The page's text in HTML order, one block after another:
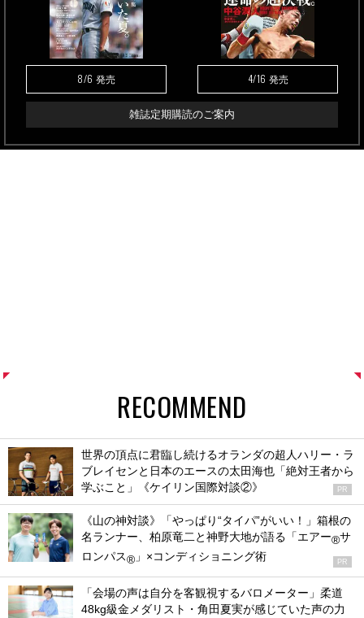
8/6 発売 4/16 発売
雑誌定期購読のご案内
RECOMMEND
世界の頂点に君臨し続けるオランダの超人ハリー・ラ
ブレイセンと日本のエースの太田海也「絶対王者から
学ぶこと」《ケイリン国際対談②》
PR
《山の神対談》「やっぱり“タイパ”がいい！」箱根の
名ランナー、柏原竜二と神野大地が語る「エアー®サ
ロンパス® 」×コンディショニング術 PR
「会場の声は自分を客観視するバロメーター」柔道
48kg級金メダリスト・角田夏実が感じていた声の力